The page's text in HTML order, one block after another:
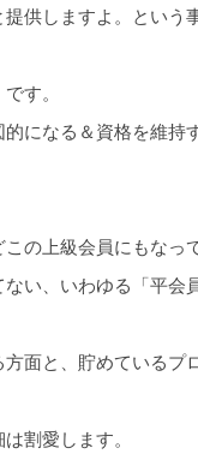
供しますよ。という
す。
になる＆資格を維持
の上級会員にもなっ
い、いわゆる「平会
面と、貯めているプ
割愛します。